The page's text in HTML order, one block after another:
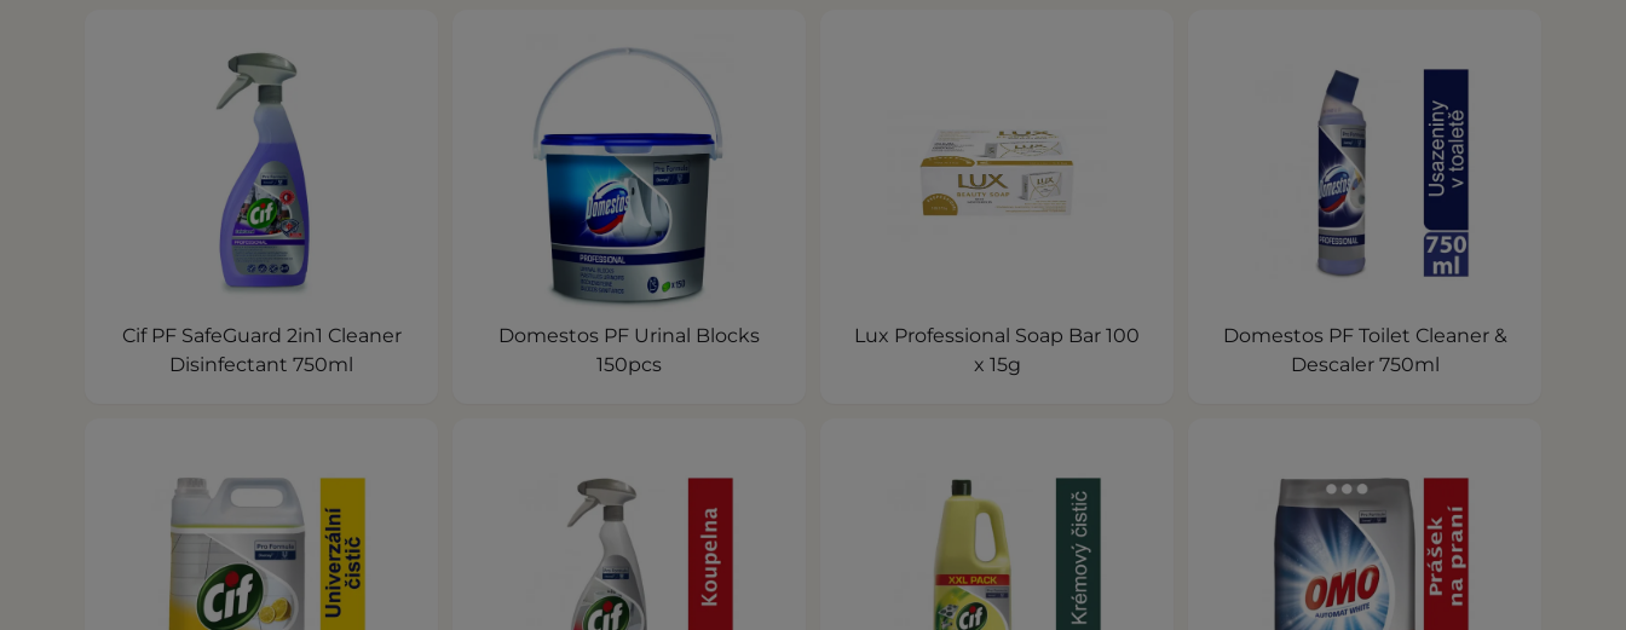
Cif PF SafeGuard 2in1 Cleaner
Disinfectant 750ml
Domestos PF Urinal Blocks
150pcs
Lux Professional Soap Bar 100
x 15g
Domestos PF Toilet Cleaner &
Descaler 750ml